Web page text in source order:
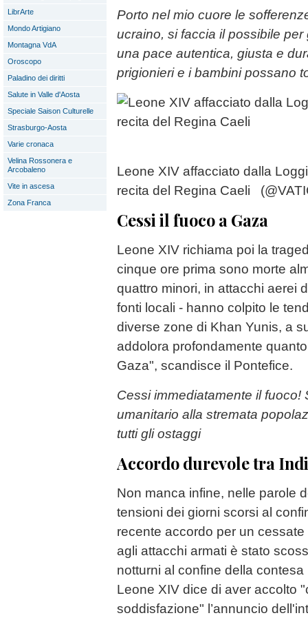
LibrArte
Mondo Artigiano
Montagna VdA
Oroscopo
Paladino dei diritti
Salute in Valle d'Aosta
Speciale Saison Culturelle
Strasburgo-Aosta
Varie cronaca
Velina Rossonera e
Arcobaleno
Vite in ascesa
Zona Franca
Porto nel mio cuore le
ucraino, si faccia il possibile
una pace autentica, giusta e
prigionieri e i bambini possano
Leone XIV affacciato dalla
recita del Regina Caeli
Cessi il fuoco a Gaza
Leone XIV richiama poi la
cinque ore prima sono morte
quattro minori, in attacchi aerei
fonti locali - hanno colpito le
diverse zone di Khan Yunis, a
addolora profondamente
Gaza", scandisce il Pontefice.
Cessi immediatamente il fuoco!
umanitario alla stremata
tutti gli ostaggi
Accordo durevole tra
Non manca infine, nelle parole
tensioni dei giorni scorsi al
recente accordo per un
agli attacchi armati è stato
notturni al confine della
Leone XIV dice di aver accolto
soddisfazione" l’annuncio